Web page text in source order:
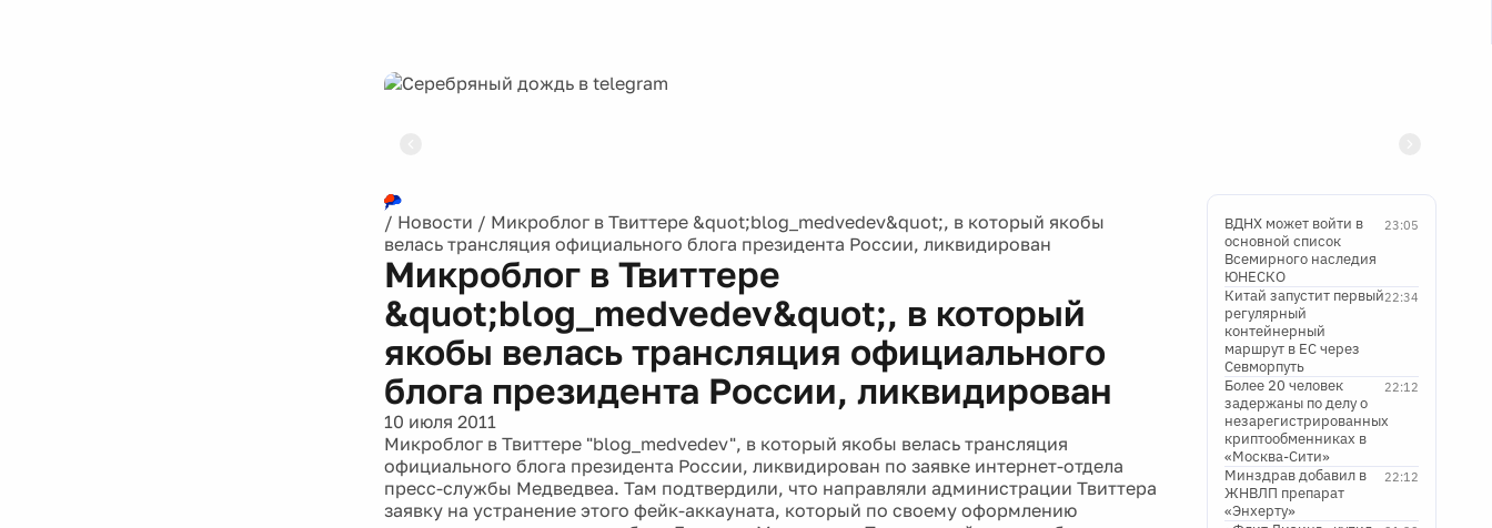
/ Новости / Микроблог в Твиттере &quot;blog_medvedev&quot;, в который якобы
велась трансляция официального блога президента России, ликвидирован
Микроблог в Твиттере
&quot;blog_medvedev&quot;, в который
якобы велась трансляция официального
блога президента России, ликвидирован
10 июля 2011
Микроблог в Твиттере "blog_medvedev", в который якобы велась трансляция
официального блога президента России, ликвидирован по заявке интернет-отдела
пресс-службы Медведвеа. Там подтвердили, что направляли администрации Твиттера
заявку на устранение этого фейк-аккауната, который по своему оформлению
23:05
ВДНХ может войти в
основной список
Всемирного наследия
ЮНЕСКО
22:34
Китай запустит первый
регулярный
контейнерный
маршрут в ЕС через
Севморпуть
22:12
Более 20 человек
задержаны по делу о
незарегистрированных
криптообменниках в
«Москва-Сити»
22:12
Минздрав добавил в
ЖНВЛП препарат
«Энхерту»